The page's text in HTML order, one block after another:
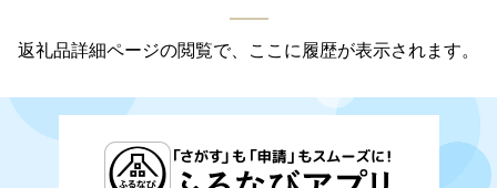
返礼品詳細ページの閲覧で、ここに履歴が表示されます。